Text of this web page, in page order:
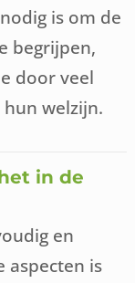
is om de
begrijpen,
door veel
welzijn.
in de
en
aspecten is